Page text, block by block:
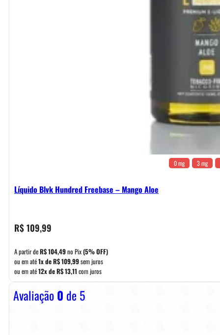
0 mg 3 mg
Líquido Blvk Hundred Freebase – Mango Aloe
R$109,99
A partir deR$104,49no Pix(5% OFF)
ou em até1x deR$109,99sem juros
ou em até12x deR$13,11 com juros
Avaliação0 de 5